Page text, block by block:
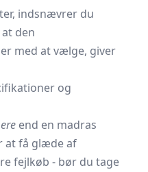
indsnævrer du
den
med at vælge, giver
og
end en madras
at få glæde af
fejlkøb - bør du tage